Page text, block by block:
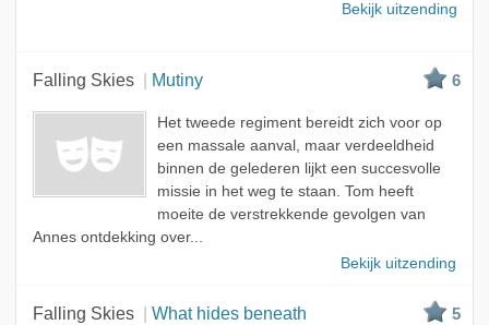
Bekijk uitzending
Falling Skies Mutiny 6
Het tweede regiment bereidt zich voor op
een massale aanval, maar verdeeldheid
binnen de gelederen lijkt een succesvolle
missie in het weg te staan. Tom heeft
moeite de verstrekkende gevolgen van
Annes ontdekking over...
Bekijk uitzending
Falling Skies What hides beneath 5